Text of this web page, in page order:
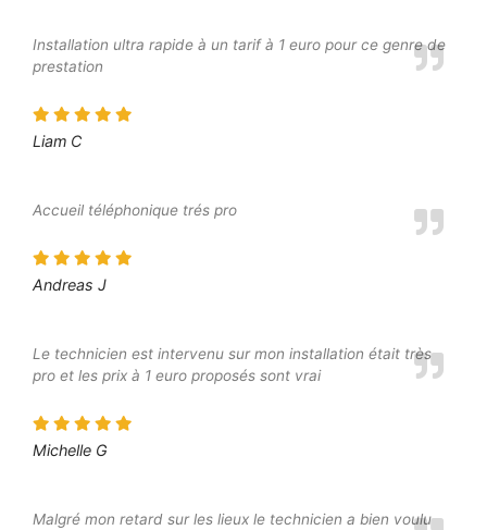
Installation ultra rapide à un tarif à 1 euro pour ce genre de
prestation
Liam C
Accueil téléphonique trés pro
Andreas J
Le technicien est intervenu sur mon installation était très
pro et les prix à 1 euro proposés sont vrai
Michelle G
Malgré mon retard sur les lieux le technicien a bien voulu